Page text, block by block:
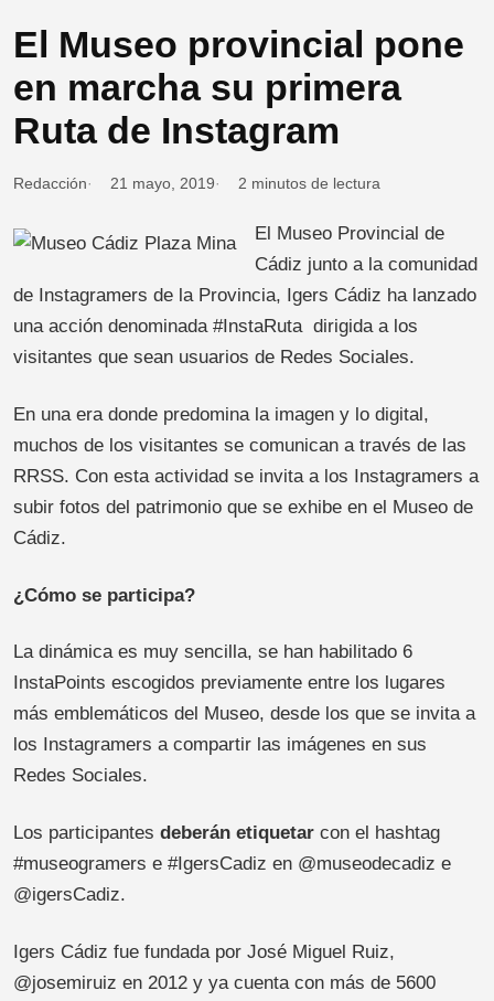
El Museo provincial pone
en marcha su primera
Ruta de Instagram
Redacción 21 mayo, 2019 2 minutos de lectura
El Museo Provincial de
Cádiz junto a la comunidad
de Instagramers de la Provincia, Igers Cádiz ha lanzado
una acción denominada #InstaRuta dirigida a los
visitantes que sean usuarios de Redes Sociales.
En una era donde predomina la imagen y lo digital,
muchos de los visitantes se comunican a través de las
RRSS. Con esta actividad se invita a los Instagramers a
subir fotos del patrimonio que se exhibe en el Museo de
Cádiz.
¿Cómo se participa?
La dinámica es muy sencilla, se han habilitado 6
InstaPoints escogidos previamente entre los lugares
más emblemáticos del Museo, desde los que se invita a
los Instagramers a compartir las imágenes en sus
Redes Sociales.
Los participantes deberán etiquetar con el hashtag
#museogramers e #IgersCadiz en @museodecadiz e
@igersCadiz.
Igers Cádiz fue fundada por José Miguel Ruiz,
@josemiruiz en 2012 y ya cuenta con más de 5600